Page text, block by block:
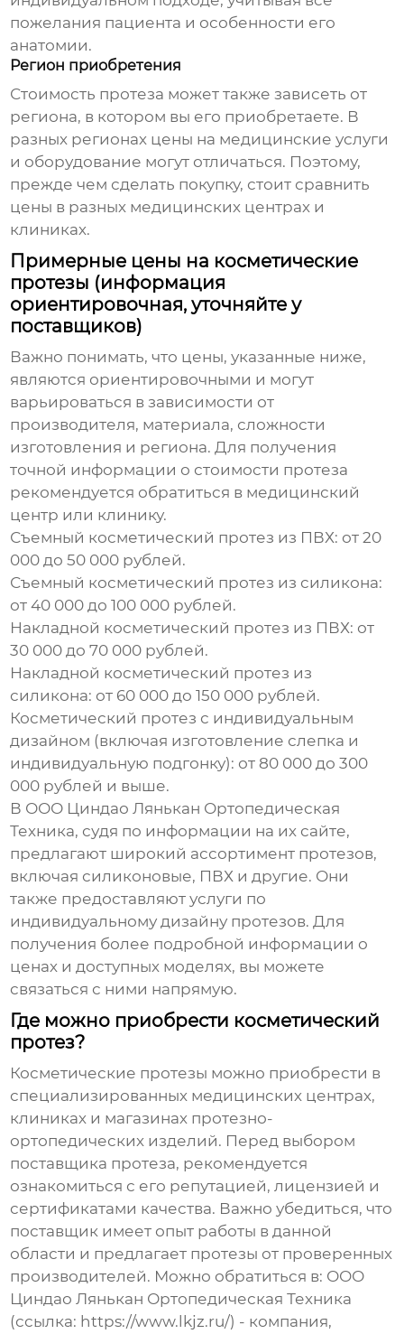
пожелания пациента и особенности его
анатомии.
Регион приобретения
Стоимость протеза может также зависеть от
региона, в котором вы его приобретаете. В
разных регионах цены на медицинские услуги
и оборудование могут отличаться. Поэтому,
прежде чем сделать покупку, стоит сравнить
цены в разных медицинских центрах и
клиниках.
Примерные цены на косметические
протезы (информация
ориентировочная, уточняйте у
поставщиков)
Важно понимать, что цены, указанные ниже,
являются ориентировочными и могут
варьироваться в зависимости от
производителя, материала, сложности
изготовления и региона. Для получения
точной информации о стоимости протеза
рекомендуется обратиться в медицинский
центр или клинику.
Съемный косметический протез из ПВХ: от 20
000 до 50 000 рублей.
Съемный косметический протез из силикона:
от 40 000 до 100 000 рублей.
Накладной косметический протез из ПВХ: от
30 000 до 70 000 рублей.
Накладной косметический протез из
силикона: от 60 000 до 150 000 рублей.
Косметический протез с индивидуальным
дизайном (включая изготовление слепка и
индивидуальную подгонку): от 80 000 до 300
000 рублей и выше.
В ООО Циндао Лянькан Ортопедическая
Техника, судя по информации на их сайте,
предлагают широкий ассортимент протезов,
включая силиконовые, ПВХ и другие. Они
также предоставляют услуги по
индивидуальному дизайну протезов. Для
получения более подробной информации о
ценах и доступных моделях, вы можете
связаться с ними напрямую.
Где можно приобрести косметический
протез?
Косметические протезы можно приобрести в
специализированных медицинских центрах,
клиниках и магазинах протезно-
ортопедических изделий. Перед выбором
поставщика протеза, рекомендуется
ознакомиться с его репутацией, лицензией и
сертификатами качества. Важно убедиться, что
поставщик имеет опыт работы в данной
области и предлагает протезы от проверенных
производителей. Можно обратиться в: ООО
Циндао Лянькан Ортопедическая Техника
(ссылка: https://www.lkjz.ru/) - компания,